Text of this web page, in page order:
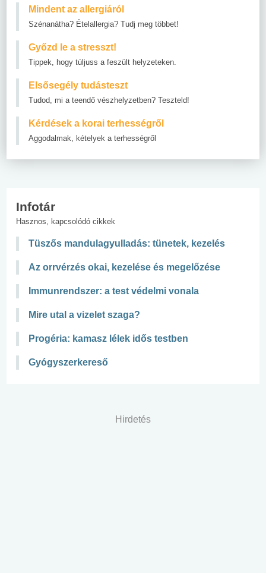
Mindent az allergiáról
Szénanátha? Ételallergia? Tudj meg többet!
Győzd le a stresszt!
Tippek, hogy túljuss a feszült helyzeteken.
Elsősegély tudásteszt
Tudod, mi a teendő vészhelyzetben? Teszteld!
Kérdések a korai terhességről
Aggodalmak, kételyek a terhességről
Infotár
Hasznos, kapcsolódó cikkek
Tüszős mandulagyulladás: tünetek, kezelés
Az orrvérzés okai, kezelése és megelőzése
Immunrendszer: a test védelmi vonala
Mire utal a vizelet szaga?
Progéria: kamasz lélek idős testben
Gyógyszerkereső
Hirdetés